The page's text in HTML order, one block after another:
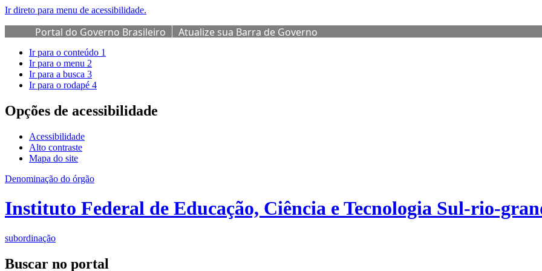
Ir direto para menu de acessibilidade.
Portal do Governo Brasileiro Atualize sua Barra de Governo
Ir para o conteúdo 1
Ir para o menu 2
Ir para a busca 3
Ir para o rodapé 4
Opções de acessibilidade
Acessibilidade
Alto contraste
Mapa do site
Denominação do órgão
Instituto Federal de Educação, Ciência e Tecnologia Sul-rio-
subordinação
Buscar no portal